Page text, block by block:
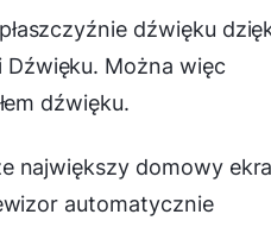
dźwięku
Można więc
dźwięku.
największy domowy
automatycznie